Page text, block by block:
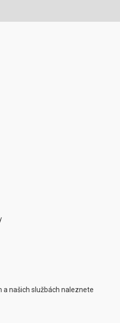
a našich službách naleznete